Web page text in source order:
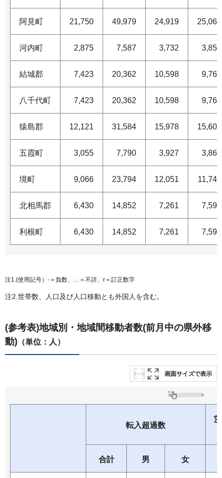
阿見町 21,750 49,979 24,919 25,060
河内町 2,875 7,587 3,732 3,855
結城郡 7,423 20,362 10,598 9,764
八千代町 7,423 20,362 10,598 9,764
猿島郡 12,121 31,584 15,978 15,606
五霞町 3,055 7,790 3,927 3,863
境町 9,066 23,794 12,051 11,743
北相馬郡 6,430 14,852 7,261 7,591
利根町 6,430 14,852 7,261 7,591
注1.(使用記号）-＝負数、…＝不詳、r＝訂正数字
注2.世帯数、人口及び人口移動とも外国人を含む。
(参考表)地域別・地域間移動者数(前月中の県外移
動) （単位：人）
画面サイズで表示
転入超過数
合計 男 女